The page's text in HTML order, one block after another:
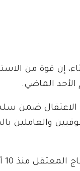
إن قوة من
الماضي.
ضمن